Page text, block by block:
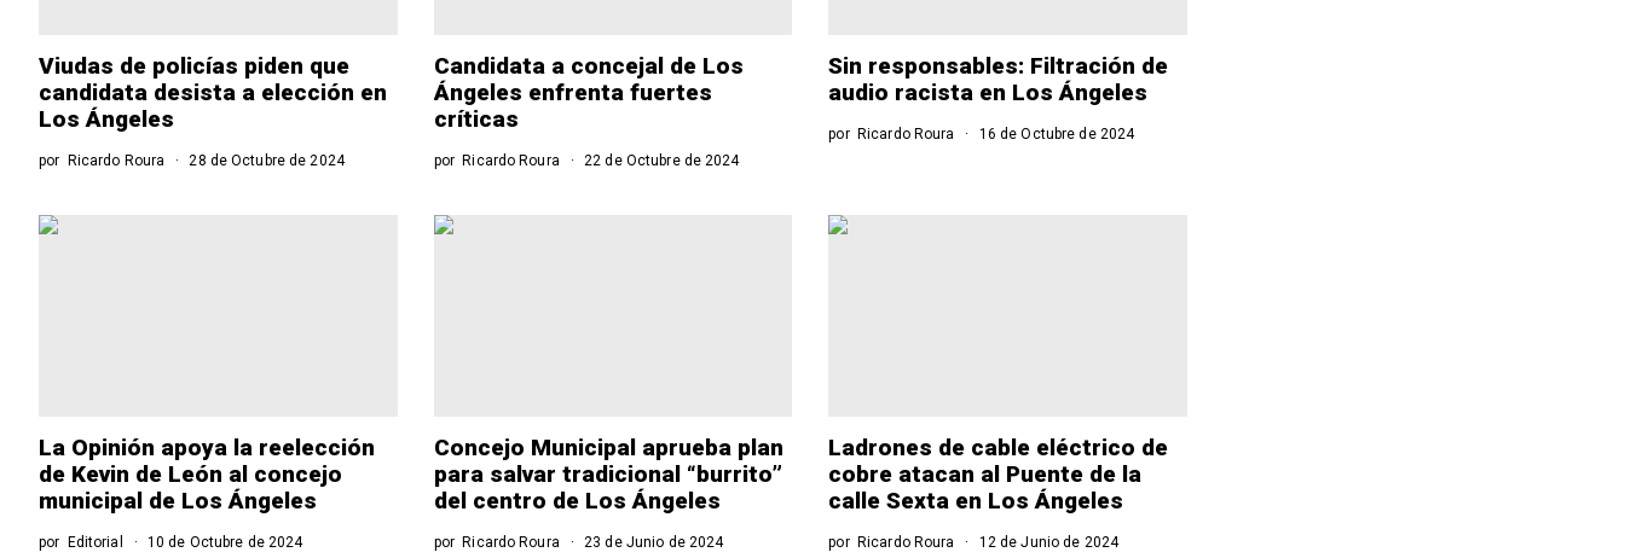
Viudas de policías piden que
candidata desista a elección en
Los Ángeles
por Ricardo Roura 28 de Octubre de 2024
Candidata a concejal de Los
Ángeles enfrenta fuertes
críticas
porRicardo Roura 22 de Octubre de 2024
Sin responsables: Filtración de
audio racista en Los Ángeles
por Ricardo Roura 16 de Octubre de 2024
La Opinión apoya la reelección
de Kevin de León al concejo
municipal de Los Ángeles
por Editorial 10 de Octubre de 2024
Concejo Municipal aprueba plan
para salvar tradicional “burrito”
del centro de Los Ángeles
porRicardo Roura 23 de Junio de 2024
Ladrones de cable eléctrico de
cobre atacan al Puente de la
calle Sexta en Los Ángeles
por Ricardo Roura 12 de Junio de 2024